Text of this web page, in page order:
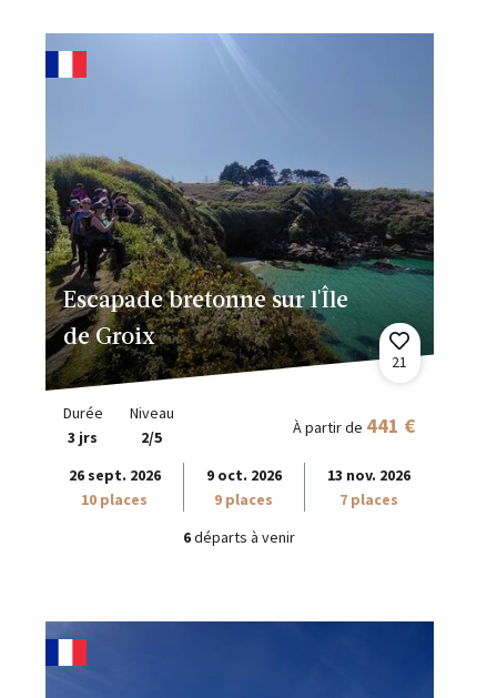
Escapade bretonne sur l'Île
de Groix
21
Durée
3 jrs
Niveau
2/5
À partir de 441 €
26 sept. 2026
10 places
9 oct. 2026
9 places
13 nov. 2026
7 places
6départs à venir